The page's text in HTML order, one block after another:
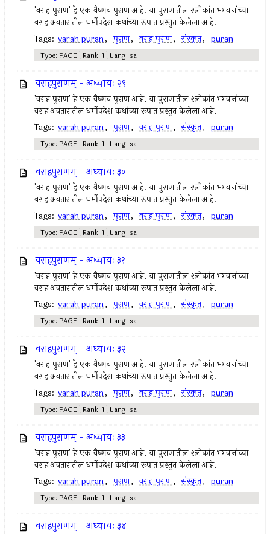
'वराह पुराण' हे एक वैष्णव पुराण आहे. या पुराणातील श्लोकांत भगवानांच्या
वराह अवतारातील धर्मोपदेश कथांच्या रूपात प्रस्तुत केलेला आहे.
Tags: varah puran, पुराण, वराह पुराण, संस्कृत, puran
Type: PAGE | Rank: 1 | Lang: sa
वराहपुराणम् - अध्यायः २९
'वराह पुराण' हे एक वैष्णव पुराण आहे. या पुराणातील श्लोकांत भगवानांच्या
वराह अवतारातील धर्मोपदेश कथांच्या रूपात प्रस्तुत केलेला आहे.
Tags: varah puran, पुराण, वराह पुराण, संस्कृत, puran
Type: PAGE | Rank: 1 | Lang: sa
वराहपुराणम् - अध्यायः ३०
'वराह पुराण' हे एक वैष्णव पुराण आहे. या पुराणातील श्लोकांत भगवानांच्या
वराह अवतारातील धर्मोपदेश कथांच्या रूपात प्रस्तुत केलेला आहे.
Tags: varah puran, पुराण, वराह पुराण, संस्कृत, puran
Type: PAGE | Rank: 1 | Lang: sa
वराहपुराणम् - अध्यायः ३१
'वराह पुराण' हे एक वैष्णव पुराण आहे. या पुराणातील श्लोकांत भगवानांच्या
वराह अवतारातील धर्मोपदेश कथांच्या रूपात प्रस्तुत केलेला आहे.
Tags: varah puran, पुराण, वराह पुराण, संस्कृत, puran
Type: PAGE | Rank: 1 | Lang: sa
वराहपुराणम् - अध्यायः ३२
'वराह पुराण' हे एक वैष्णव पुराण आहे. या पुराणातील श्लोकांत भगवानांच्या
वराह अवतारातील धर्मोपदेश कथांच्या रूपात प्रस्तुत केलेला आहे.
Tags: varah puran, पुराण, वराह पुराण, संस्कृत, puran
Type: PAGE | Rank: 1 | Lang: sa
वराहपुराणम् - अध्यायः ३३
'वराह पुराण' हे एक वैष्णव पुराण आहे. या पुराणातील श्लोकांत भगवानांच्या
वराह अवतारातील धर्मोपदेश कथांच्या रूपात प्रस्तुत केलेला आहे.
Tags: varah puran, पुराण, वराह पुराण, संस्कृत, puran
Type: PAGE | Rank: 1 | Lang: sa
वराहपुराणम् - अध्यायः ३४